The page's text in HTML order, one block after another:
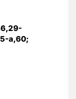
а,60;